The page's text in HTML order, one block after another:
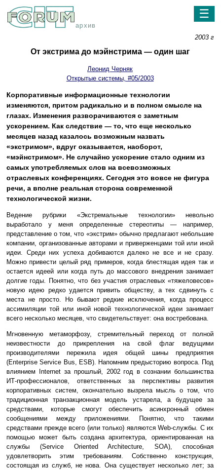
архив
☰
2003 г
От экстрима до мэйнстрима — один шаг
Леонид Черняк
Открытые системы, #05/2003
Корпоративные информационные технологии
изменяются, притом радикально и в полном смысле на
глазах. Изменения разворачиваются с заметным
ускорением. Как следствие — то, что еще несколько
месяцев назад казалось возможным назвать
«экстримом», вдруг оказывается, наоборот,
«мэйнстримом». Не случайно ускорение стало одним из
самых употребляемых слов на всевозможных
отраслевых конференциях. Сегодня это вовсе не фигура
речи, а вполне реальная сторона современной
технологической жизни.
Ведение рубрики «Экстремальные технологии» невольно
выработало у меня определенные стереотипы — например,
представление о том, что «экстрим» обычно предлагают небольшие
компании, организованные авторами и приверженцами той или иной
идеи. Среди них успеха добиваются далеко не все и не сразу.
Можно привести целый ряд примеров, когда блестящая идея так и
остается идеей или когда путь до массового внедрения занимает
долгие годы. Понятно, что без участия отраслевых «тяжеловесов»
новую идею редко удается привить обществу, а тех сдвинуть с
места не просто. Но бывают редкие исключения, когда процесс
ассимиляции той или иной новой технологической идеи занимает
всего несколько месяцев, что свидетельствует: она востребована.
Мгновенную метаморфозу, стремительный переход от полной
неизвестности до прикрепления на свой флаг ведущими
производителями пережила идея общей шины предприятия
(Enterprise Service Bus, ESB). Напомним предысторию вопроса. Под
влиянием Internet за прошлый, 2002 год в сознании большинства
ИТ-профессионалов, ответственных за перспективы развития
корпоративных систем, окончательно вызрела мысль о том, что
традиционная транзакционная модель устарела, а будущее за
средствами, которые смогут обеспечить асинхронный обмен
сообщениями между приложениями. Понятно, что такими
средствами прежде всего (или только) являются Web-службы. С их
помощью может быть создана архитектура, ориентированная на
службы (Service Oriented Architecture, SOA), способная
удовлетворить этим требованиям. Собственно конструкция,
состоящая из служб, не нова. Она существует несколько лет; за